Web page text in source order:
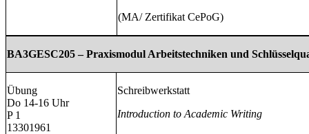
(MA/ Zertifikat CePoG)
BA3GESC205 – Praxismodul Arbeitstechniken und
Übung
Do 14-16 Uhr
P 1
13301961
Schreibwerkstatt
Introduction to Academic Writing